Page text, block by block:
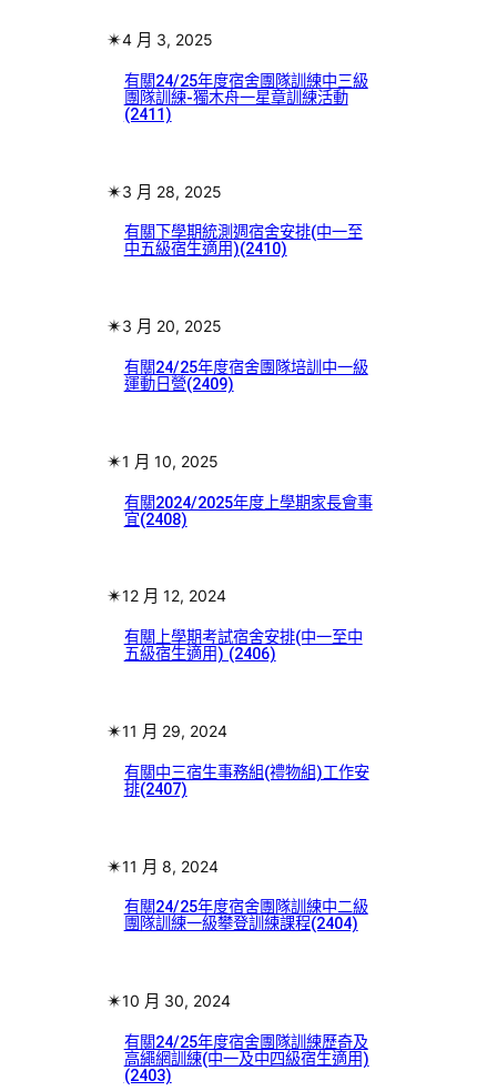
✴︎4 月 3, 2025
有關24/25年度宿舍團隊訓練中三級
團隊訓練-獨木舟一星章訓練活動
(2411)
✴︎3 月 28, 2025
有關下學期統測週宿舍安排(中一至
中五級宿生適用)(2410)
✴︎3 月 20, 2025
有關24/25年度宿舍團隊培訓中一級
運動日營(2409)
✴︎1 月 10, 2025
有關2024/2025年度上學期家長會事
宜(2408)
✴︎12 月 12, 2024
有關上學期考試宿舍安排(中一至中
五級宿生適用) (2406)
✴︎11 月 29, 2024
有關中三宿生事務組(禮物組)工作安
排(2407)
✴︎11 月 8, 2024
有關24/25年度宿舍團隊訓練中二級
團隊訓練一級攀登訓練課程(2404)
✴︎10 月 30, 2024
有關24/25年度宿舍團隊訓練歷奇及
高繩網訓練(中一及中四級宿生適用)
(2403)